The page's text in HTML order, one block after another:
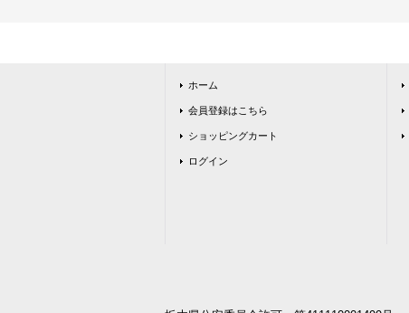
ホーム
会員登録はこちら
ショッピングカート
ログイン